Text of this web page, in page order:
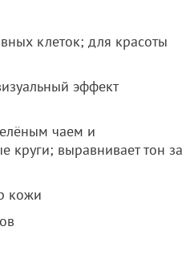
клеток; для красоты
эффект
чаем и
круги; выравнивает тон за
кожи